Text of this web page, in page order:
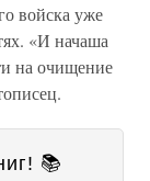
войска уже
«И начаша
на очищение
📚